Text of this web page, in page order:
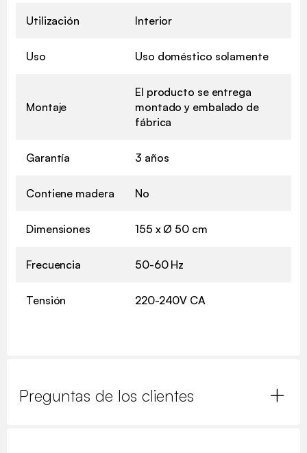
Utilización Interior
Uso Uso doméstico solamente
Montaje
El producto se entrega
montado y embalado de
fábrica
Garantía 3 años
Contiene madera No
Dimensiones 155 x Ø 50 cm
Frecuencia 50-60 Hz
Tensión 220-240V CA
Preguntas de los clientes